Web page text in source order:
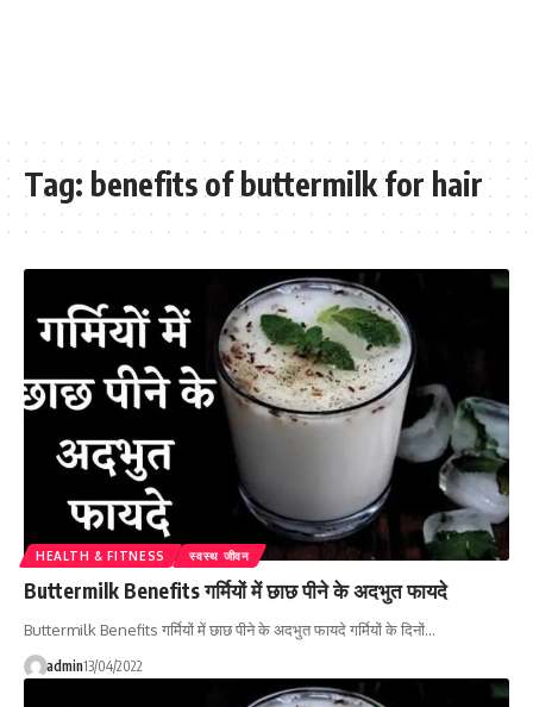
Tag: benefits of buttermilk for hair
HEALTH & FITNESS स्वस्थ जीवन
Buttermilk Benefits गर्मियों में छाछ पीने के अदभुत फायदे
Buttermilk Benefits गर्मियों में छाछ पीने के अदभुत फायदे गर्मियों के दिनों…
admin13/04/2022